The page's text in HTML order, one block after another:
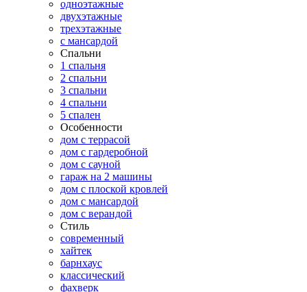
одноэтажные
двухэтажные
трехэтажные
с мансардой
Спальни
1 спальня
2 спальни
3 спальни
4 спальни
5 спален
Особенности
дом с террасой
дом с гардеробной
дом с сауной
гараж на 2 машины
дом с плоской кровлей
дом с мансардой
дом с верандой
Стиль
современный
хайтек
барнхаус
классический
фахверк